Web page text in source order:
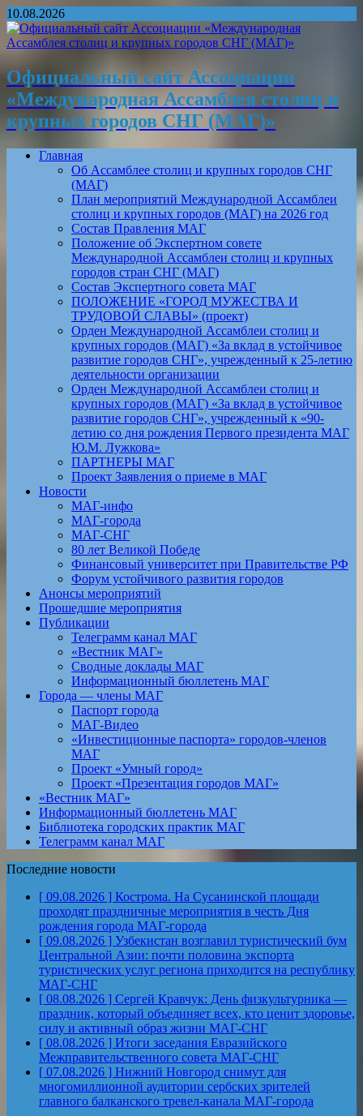
10.08.2026
Официальный сайт Ассоциации
«Международная Ассамблея столиц и
крупных городов СНГ (МАГ)»
Главная
Об Ассамблее столиц и крупных городов СНГ
(МАГ)
План мероприятий Международной Ассамблеи
столиц и крупных городов (МАГ) на 2026 год
Состав Правления МАГ
Положение об Экспертном совете
Международной Ассамблеи столиц и крупных
городов стран СНГ (МАГ)
Состав Экспертного совета МАГ
ПОЛОЖЕНИЕ «ГОРОД МУЖЕСТВА И
ТРУДОВОЙ СЛАВЫ» (проект)
Орден Международной Ассамблеи столиц и
крупных городов (МАГ) «За вклад в устойчивое
развитие городов СНГ», учрежденный к 25-летию
деятельности организации
Орден Международной Ассамблеи столиц и
крупных городов (МАГ) «За вклад в устойчивое
развитие городов СНГ», учрежденный к «90-
летию со дня рождения Первого президента МАГ
Ю.М. Лужкова»
ПАРТНЕРЫ МАГ
Проект Заявления о приеме в МАГ
Новости
МАГ-инфо
МАГ-города
МАГ-СНГ
80 лет Великой Победе
Финансовый университет при Правительстве РФ
Форум устойчивого развития городов
Анонсы мероприятий
Прошедшие мероприятия
Публикации
Телеграмм канал МАГ
«Вестник МАГ»
Сводные доклады МАГ
Информационный бюллетень МАГ
Города — члены МАГ
Паспорт города
МАГ-Видео
«Инвестиционные паспорта» городов-членов
МАГ
Проект «Умный город»
Проект «Презентация городов МАГ»
«Вестник МАГ»
Информационный бюллетень МАГ
Библиотека городских практик МАГ
Телеграмм канал МАГ
Последние новости
[ 09.08.2026 ] Кострома. На Сусанинской площади
проходят праздничные мероприятия в честь Дня
рождения города МАГ-города
[ 09.08.2026 ] Узбекистан возглавил туристический бум
Центральной Азии: почти половина экспорта
туристических услуг региона приходится на республику
МАГ-СНГ
[ 08.08.2026 ] Сергей Кравчук: День физкультурника —
праздник, который объединяет всех, кто ценит здоровье,
силу и активный образ жизни МАГ-СНГ
[ 08.08.2026 ] Итоги заседания Евразийского
Межправительственного совета МАГ-СНГ
[ 07.08.2026 ] Нижний Новгород снимут для
многомиллионной аудитории сербских зрителей
главного балканского тревел-канала МАГ-города